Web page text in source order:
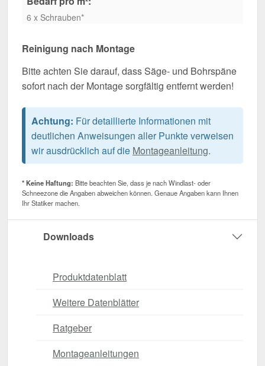
6 x Schrauben*
Reinigung nach Montage
Bitte achten Sie darauf, dass Säge- und Bohrspäne
sofort nach der Montage sorgfältig entfernt werden!
Achtung: Für detaillierte Informationen mit
deutlichen Anweisungen aller Punkte verweisen
wir ausdrücklich auf die Montageanleitung.
* Keine Haftung: Bitte beachten Sie, dass je nach Windlast- oder
Schneezone die Angaben abweichen können. Genaue Angaben kann Ihnen
Ihr Statiker machen.
Downloads
Produktdatenblatt
Weitere Datenblätter
Ratgeber
Montageanleitungen